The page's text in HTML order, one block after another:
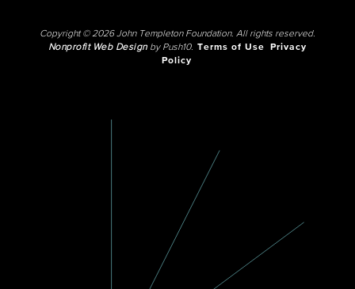
Copyright © 2026 John Templeton Foundation. All rights reserved.
Nonprofit Web Designby Push10. Terms of Use
Privacy
Policy